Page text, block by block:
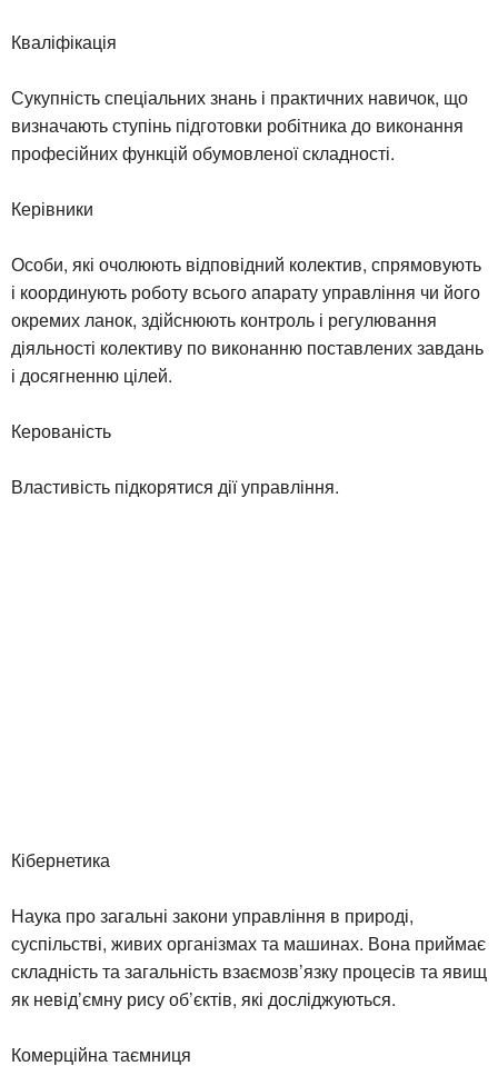
Кваліфікація
Сукупність спеціальних знань і практичних навичок, що
визначають ступінь підготовки робітника до виконання
професійних функцій обумовленої складності.
Керівники
Особи, які очолюють відповідний колектив, спрямовують
і координують роботу всього апарату управління чи його
окремих ланок, здійснюють контроль і регулювання
діяльності колективу по виконанню поставлених завдань
і досягненню цілей.
Керованість
Властивість підкорятися дії управління.
Кібернетика
Наука про загальні закони управління в природі,
суспільстві, живих організмах та машинах. Вона приймає
складність та загальність взаємозв’язку процесів та явищ
як невід’ємну рису об’єктів, які досліджуються.
Комерційна таємниця